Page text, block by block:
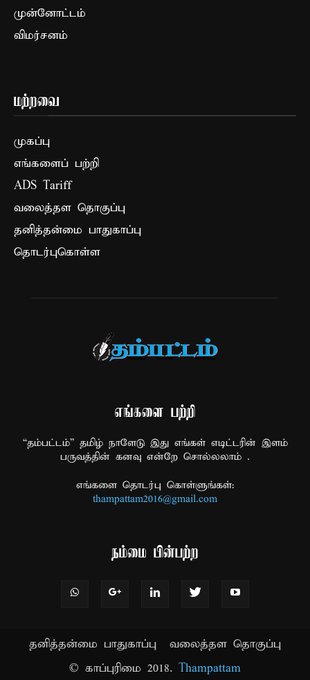
முன்னோட்டம்
விமர்சனம்
மற்றவை
முகப்பு
எங்களைப் பற்றி
ADS Tariff
வலைத்தள தொகுப்பு
தனித்தன்மை பாதுகாப்பு
தொடர்புகொள்ள
எங்களை பற்றி
“தம்பட்டம்” தமிழ் நாளேடு இது எங்கள் எடிட்டரின் இளம்
பருவத்தின் கனவு என்றே சொல்லலாம் .
எங்களை தொடர்பு கொள்ளுங்கள்:
thampattam2016@gmail.com
நம்மை பின்பற்ற
தனித்தன்மை பாதுகாப்பு
வலைத்தள தொகுப்பு
© காப்புரிமை 2018. Thampattam